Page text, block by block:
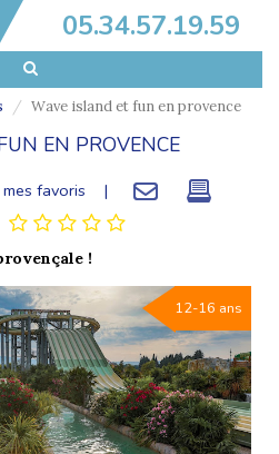
05.34.57.19.59
Wave island et fun en provence
EN PROVENCE
favoris |
!
12-16 ans